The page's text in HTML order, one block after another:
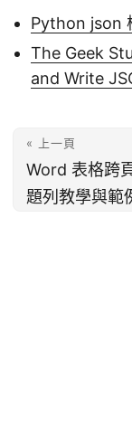
Python json
The Geek
and Write
« 上一頁
Word 表格跨
題列教學與範